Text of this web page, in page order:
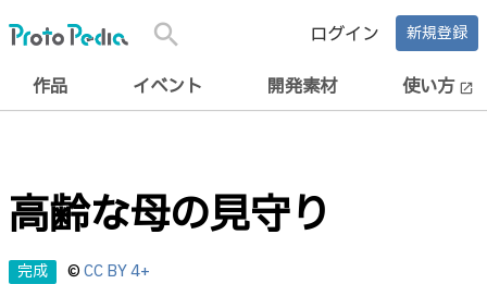
search ログイン 新規登録
作品 イベント 開発素材 使い方 open_in_new
高齢な母の見守り
完成 ©CC BY 4+